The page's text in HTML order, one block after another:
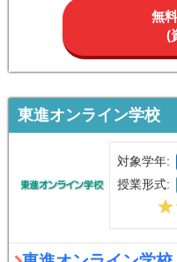
無
(
東進オンライン学校
対象学年:
授業形式: